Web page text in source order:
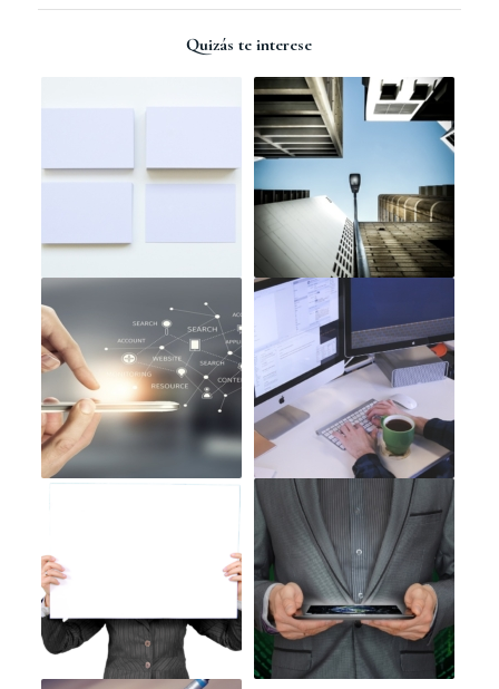
Quizás te interese